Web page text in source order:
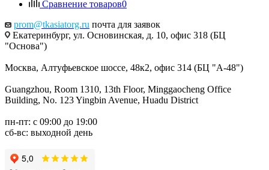
Сравнение товаров0
prom@tkasiatorg.ru почта для заявок
Екатеринбург, ул. Основинская, д. 10, офис 318 (БЦ
"Основа")
Москва, Алтуфьевское шоссе, 48к2, офис 314 (БЦ "А-48")
Guangzhou, Room 1310, 13th Floor, Minggaocheng Office
Building, No. 123 Yingbin Avenue, Huadu District
пн-пт: с 09:00 до 19:00
сб-вс: выходной день